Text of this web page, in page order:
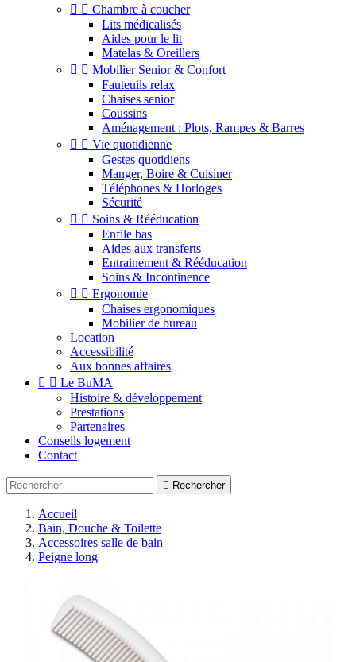
  Chambre à coucher
Lits médicalisés
Aides pour le lit
Matelas & Oreillers
  Mobilier Senior & Confort
Fauteuils relax
Chaises senior
Coussins
Aménagement : Plots, Rampes & Barres
  Vie quotidienne
Gestes quotidiens
Manger, Boire & Cuisiner
Téléphones & Horloges
Sécurité
  Soins & Rééducation
Enfile bas
Aides aux transferts
Entrainement & Rééducation
Soins & Incontinence
  Ergonomie
Chaises ergonomiques
Mobilier de bureau
Location
Accessibilité
Aux bonnes affaires
  Le BuMA
Histoire & développement
Prestations
Partenaires
Conseils logement
Contact
 Rechercher
Accueil
Bain, Douche & Toilette
Accessoires salle de bain
Peigne long